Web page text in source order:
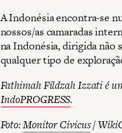
A Indonésia encontra-se
nossos/as camaradas
na Indonésia, dirigida não
qualquer tipo de
Fathimah Fildzah Izzati é
IndoPROGRESS.
Foto:Monitor Civicus/